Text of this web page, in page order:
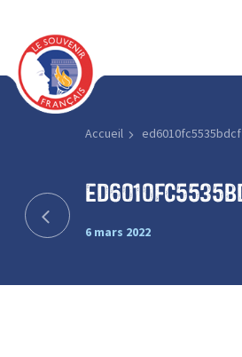
Accueil ed6010fc5535bdcf
6 mars 2022